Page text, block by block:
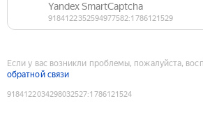
Если у вас возникли проблемы, пожалуйста,
обратной связи
9184122034298032527:1786121524